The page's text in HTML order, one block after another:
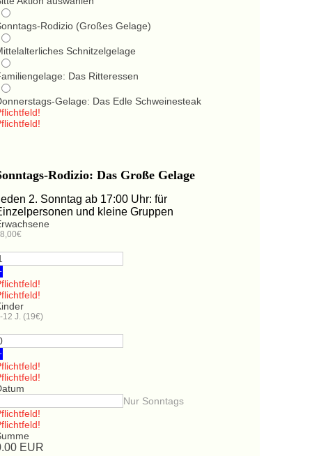
Rodizio (Großes Gelage)
Schnitzelgelage
Das Ritteressen
Gelage: Das Edle Schweinesteak
Rodizio: Das Große Gelage
2. Sonntag ab 17:00 Uhr: für
und kleine Gruppen
12 J. (19€)
Nur Sonntags
EUR